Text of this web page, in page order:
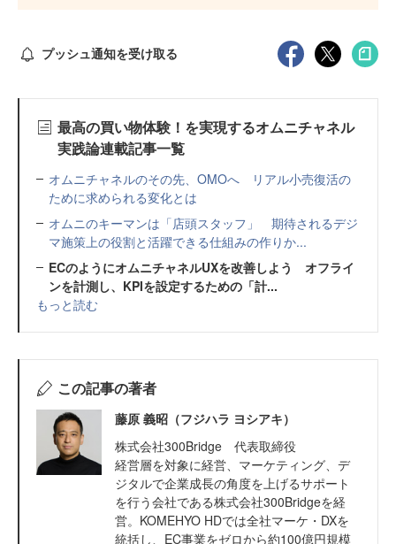
プッシュ通知を受け取る
最高の買い物体験！を実現するオムニチャネル
実践論連載記事一覧
オムニチャネルのその先、OMOへ リアル小売復活の
ために求められる変化とは
オムニのキーマンは「店頭スタッフ」 期待されるデジ
マ施策上の役割と活躍できる仕組みの作りか...
ECのようにオムニチャネルUXを改善しよう オフライ
ンを計測し、KPIを設定するための「計...
もっと読む
この記事の著者
藤原 義昭（フジハラ ヨシアキ）
株式会社300Bridge 代表取締役
経営層を対象に経営、マーケティング、デ
ジタルで企業成長の角度を上げるサポート
を行う会社である株式会社300Bridgeを経
営。KOMEHYO HDでは全社マーケ・DXを
統括し、EC事業をゼロから約100億円規模